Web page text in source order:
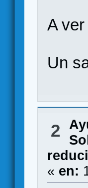
A
Un
2
« en: